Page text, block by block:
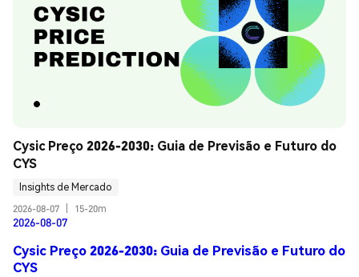
Cysic Preço 2026-2030: Guia de Previsão e Futuro do
CYS
Insights de Mercado
2026-08-07
15-20m
2026-08-07
Cysic Preço 2026-2030: Guia de Previsão e Futuro do
CYS